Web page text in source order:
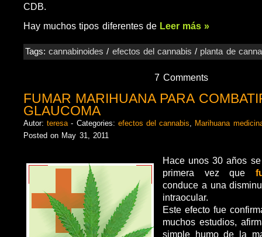
CDB.
Hay muchos tipos diferentes de Leer más »
Tags:cannabinoides / efectos del cannabis / planta de
7 Comments
FUMAR MARIHUANA PARA
GLAUCOMA
Autor:teresa - Categories: efectos del cannabis
Marihuana
Posted on May 31, 2011
Hace unos 30 años
primera vez que
conduce a una
intraocular.
Este efecto fue
muchos estudios,
simple humo de la